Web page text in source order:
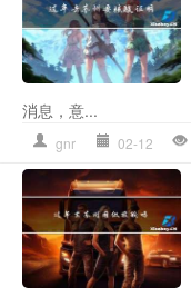
消息，意...
gnr 02-12